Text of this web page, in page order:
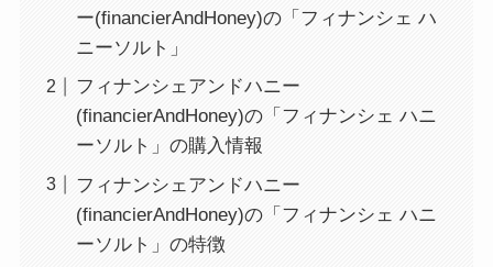
ー(financierAndHoney)の「フィナンシェ ハ
ニーソルト」
フィナンシェアンドハニー
(financierAndHoney)の「フィナンシェ ハニ
ーソルト」の購入情報
フィナンシェアンドハニー
(financierAndHoney)の「フィナンシェ ハニ
ーソルト」の特徴